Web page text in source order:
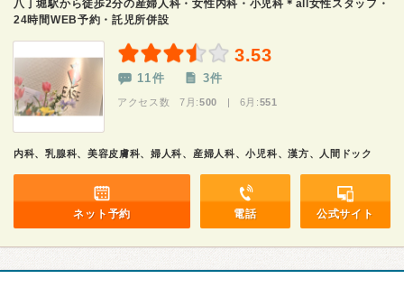
八丁堀駅から徒歩2分の産婦人科・女性内科・小児科＊all女性スタッフ・
24時間WEB予約・託児所併設
3.53
11件 3件
アクセス数 7月:500 | 6月:551
内科、乳腺科、美容皮膚科、婦人科、産婦人科、小児科、漢方、人間ドック
ネット予約 電話 公式サイト